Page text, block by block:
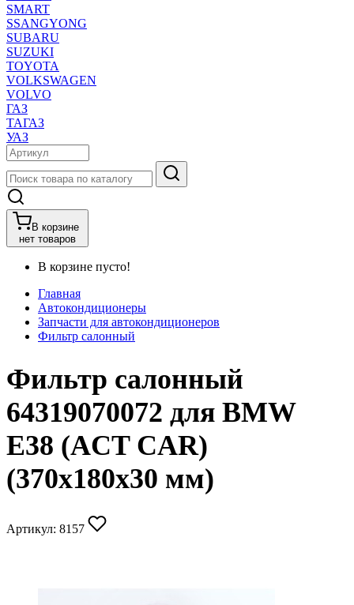
SMART
SSANGYONG
SUBARU
SUZUKI
TOYOTA
VOLKSWAGEN
VOLVO
ГАЗ
ТАГАЗ
УАЗ
В корзине
нет товаров
В корзине пусто!
Главная
Автокондиционеры
Запчасти для автокондиционеров
Фильтр салонный
Фильтр салонный
64319070072 для BMW
E38 (ACT CAR)
(370х180х30 мм)
Артикул: 8157